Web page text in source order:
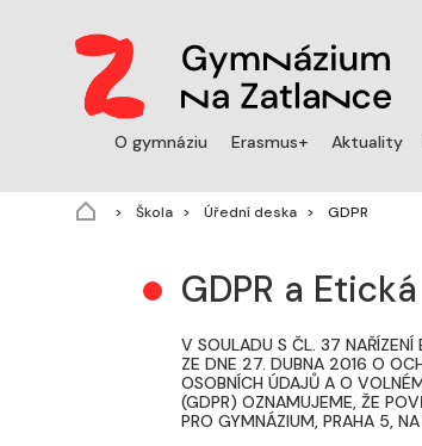
O gymnáziu Erasmus+ Aktuality
Škola Úřední deska GDPR
GDPR a
V SOULADU S ČL. 37
ZE DNE 27. DUBNA 2016 O
OSOBNÍCH ÚDAJŮ A O
(GDPR) OZNAMUJEME, ŽE
PRO GYMNÁZIUM, PRAHA 5,